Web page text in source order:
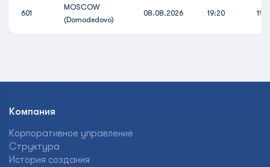
601
MOSCOW
(Domodedovo)
08.08.2026 19:20
Компания
Корпоративное управление
Структура
История создания